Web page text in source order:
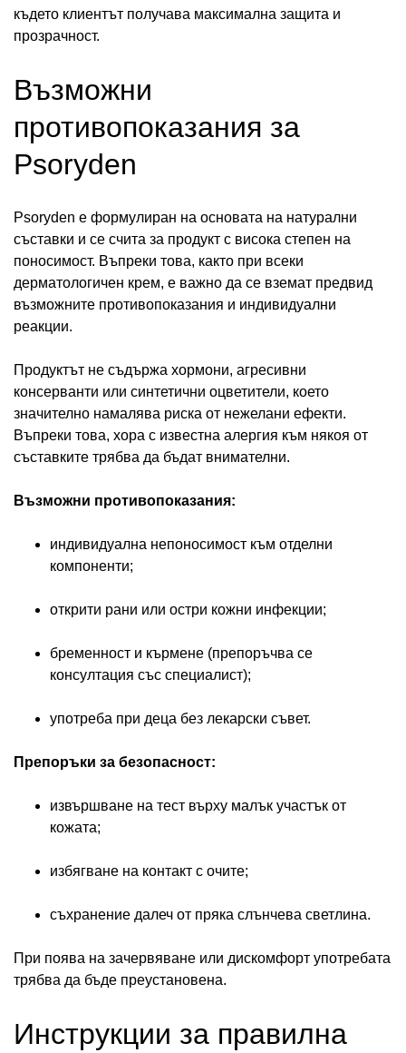
където клиентът получава максимална защита и
прозрачност.
Възможни
противопоказания за
Psoryden
Psoryden е формулиран на основата на натурални
съставки и се счита за продукт с висока степен на
поносимост. Въпреки това, както при всеки
дерматологичен крем, е важно да се вземат предвид
възможните противопоказания и индивидуални
реакции.
Продуктът не съдържа хормони, агресивни
консерванти или синтетични оцветители, което
значително намалява риска от нежелани ефекти.
Въпреки това, хора с известна алергия към някоя от
съставките трябва да бъдат внимателни.
Възможни противопоказания:
индивидуална непоносимост към отделни
компоненти;
открити рани или остри кожни инфекции;
бременност и кърмене (препоръчва се
консултация със специалист);
употреба при деца без лекарски съвет.
Препоръки за безопасност:
извършване на тест върху малък участък от
кожата;
избягване на контакт с очите;
съхранение далеч от пряка слънчева светлина.
При поява на зачервяване или дискомфорт употребата
трябва да бъде преустановена.
Инструкции за правилна